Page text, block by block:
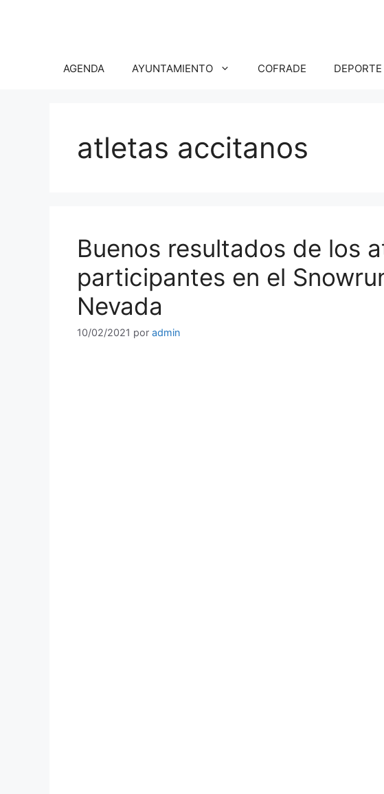
AGENDA AYUNTAMIENTO COFRADE DEPORTE
atletas accitanos
Buenos resultados de los
participantes en el
Nevada
10/02/2021 por admin